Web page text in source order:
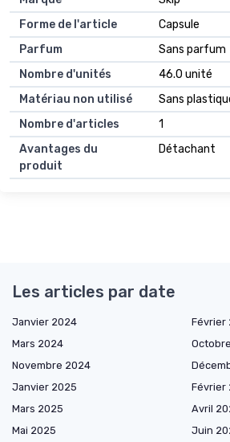
Forme de l'article
Capsule
Parfum
Sans parfum
Nombre d'unités
46.0 unité
Matériau non utilisé
Sans
Nombre d'articles
1
Avantages du
produit
Détachant
Les articles par date
Janvier 2024
Février
Mars 2024
Novembre 2024
Janvier 2025
Février
Mars 2025
Avril
Mai 2025
Juin